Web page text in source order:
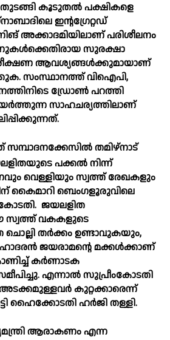
തുടങ്ങി കൂടുതല്‍ പക്ഷികളെ
ഇന്റഗ്രേറ്റഡ്
അക്കാദമിയിലാണ് പരിശീലനം
സുരക്ഷാ
ആവശ്യങ്ങള്‍ക്കുമായാണ്
സംസ്ഥാനത്ത് വിഐപി,
ഡ്രോണ്‍ പറത്തി
സാഹചര്യത്തിലാണ്
തമിഴ്നാട്
പക്കല്‍ നിന്ന്
വെള്ളിയും സ്വത്ത് രേഖകളും
കൈമാറി ബെംഗളൂരുവിലെ
ജയലളിത
സ്വത്ത് വകകളുടെ
ചൊല്ലി തര്‍ക്കം ഉണ്ടാവുകയും,
ജയരാമന്റെ മക്കള്‍ക്കാണ്
കര്‍ണാടക
എന്നാല്‍ സുപ്രീംകോടതി
കുറ്റക്കാരെന്ന്
ഹൈക്കോടതി ഹര്‍ജി തള്ളി.
ആരാകണം എന്ന